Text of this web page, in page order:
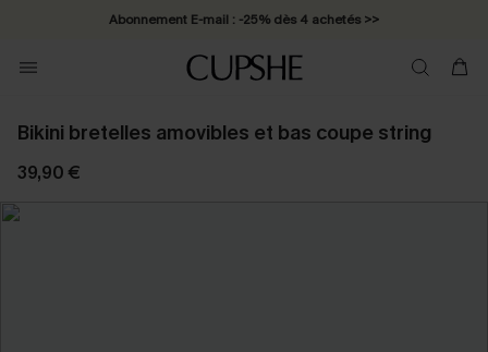
Abonnement E-mail : -25% dès 4 achetés >>
Bikini bretelles amovibles et bas coupe string
39,90 €